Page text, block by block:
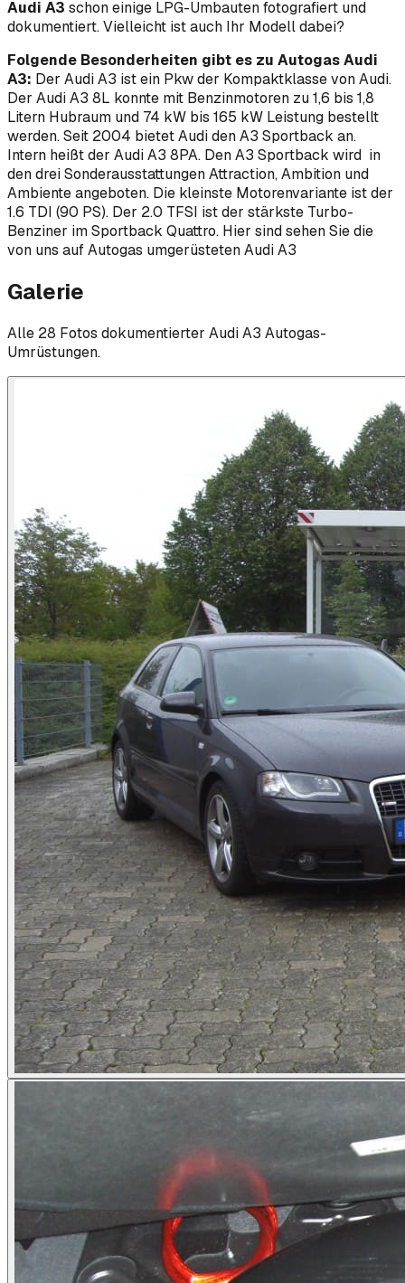
Audi A3 schon einige LPG-Umbauten fotografiert und
dokumentiert. Vielleicht ist auch Ihr Modell dabei?
Folgende Besonderheiten gibt es zu Autogas Audi
A3: Der Audi A3 ist ein Pkw der Kompaktklasse von Audi.
Der Audi A3 8L konnte mit Benzinmotoren zu 1,6 bis 1,8
Litern Hubraum und 74 kW bis 165 kW Leistung bestellt
werden. Seit 2004 bietet Audi den A3 Sportback an.
Intern heißt der Audi A3 8PA. Den A3 Sportback wird in
den drei Sonderausstattungen Attraction, Ambition und
Ambiente angeboten. Die kleinste Motorenvariante ist der
1.6 TDI (90 PS). Der 2.0 TFSI ist der stärkste Turbo-
Benziner im Sportback Quattro. Hier sind sehen Sie die
von uns auf Autogas umgerüsteten Audi A3
Galerie
Alle 28 Fotos dokumentierter AudiA3 Autogas-
Umrüstungen.